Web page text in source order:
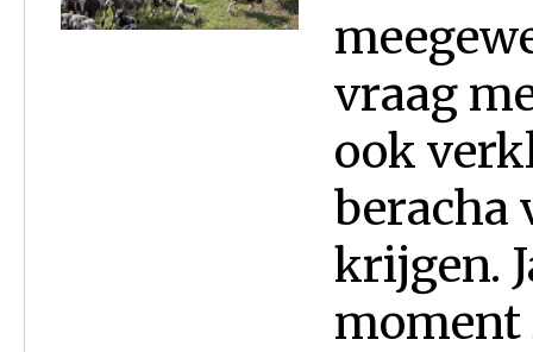
vraag
ook
beracha
krijgen.
moment